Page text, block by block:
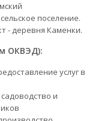
поселение.
- деревня Каменки.
ОКВЭД):
услуг в
и